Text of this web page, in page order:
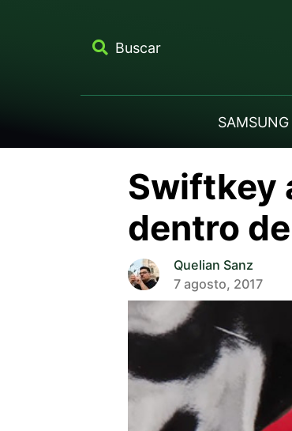
Buscar
SAMSUNG
Swiftkey
dentro
Quelian Sanz
7 agosto, 2017